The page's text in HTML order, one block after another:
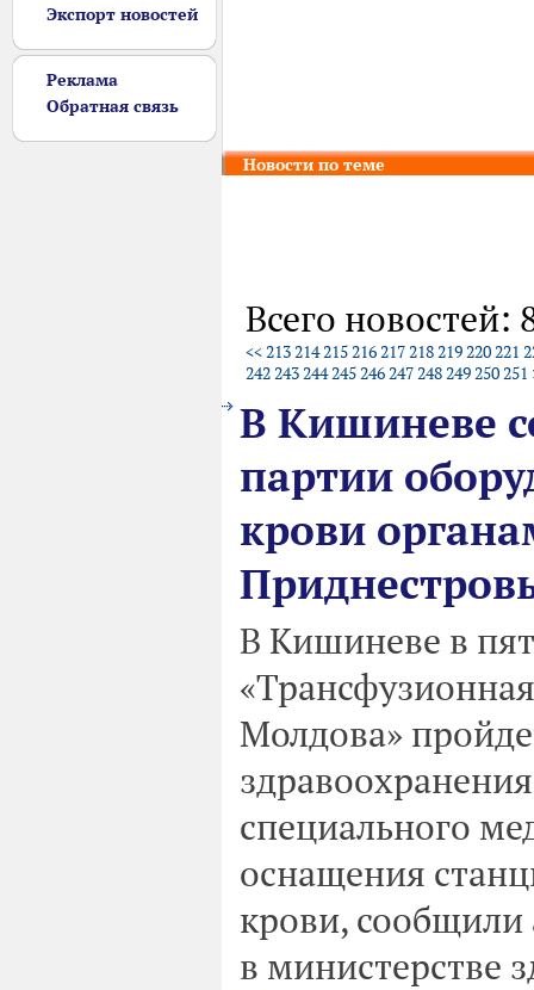
Экспорт новостей
Реклама
Обратная связь
Новости по теме
Всего новостей:
<<213214215216217218219220221
242243244245246247248249250251
В Кишиневе
партии
крови
В Кишиневе в
Молдова»
специального
оснащения
крови,
в министерстве